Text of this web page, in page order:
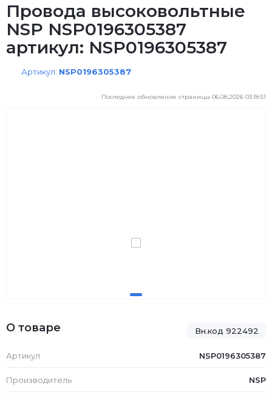
Провода высоковольтные
NSP NSP0196305387
артикул: NSP0196305387
Артикул: NSP0196305387
Последнее обновление страницы 06.08.2026 03:18:51
Вн.код 922492
О товаре
Артикул NSP0196305387
Производитель NSP